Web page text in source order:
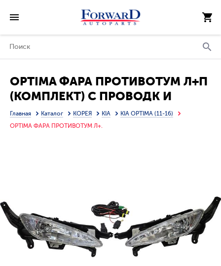
OPTIMA ФАРА ПРОТИВОТУМ Л+П
(КОМПЛЕКТ) С ПРОВОДК И
КНОПКОЙ
Главная Каталог КОРЕЯ KIA
KIA OPTIMA (11-16)
OPTIMA ФАРА ПРОТИВОТУМ Л+.